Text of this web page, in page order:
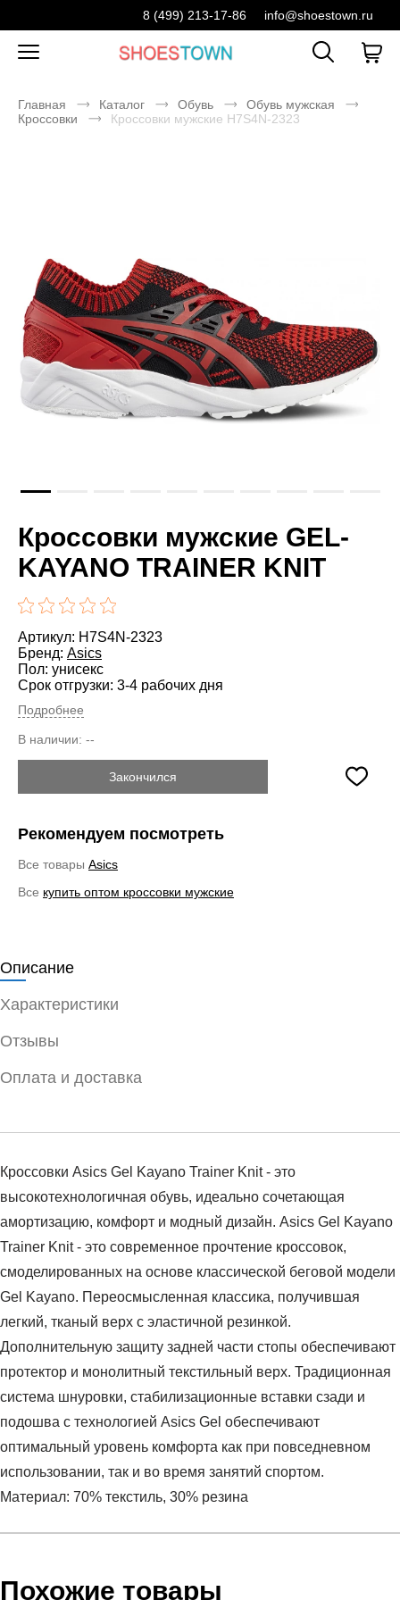
8 (499) 213-17-86 info@shoestown.ru
Главная Каталог Обувь
Обувь мужская
Кроссовки
Кроссовки мужские H7S4N-2323
Кроссовки мужские GEL-
KAYANO TRAINER KNIT
Артикул: H7S4N-2323
Бренд: Asics
Пол: унисекс
Срок отгрузки: 3-4 рабочих дня
Подробнее
В наличии: --
Закончился
Рекомендуем посмотреть
Все товары Asics
Все купить оптом кроссовки мужские
Описание
Характеристики
Отзывы
Оплата и доставка
Кроссовки Asics Gel Kayano Trainer Knit - это
высокотехнологичная обувь, идеально сочетающая
амортизацию, комфорт и модный дизайн. Asics Gel Kayano
Trainer Knit - это современное прочтение кроссовок,
смоделированных на основе классической беговой модели
Gel Kayano. Переосмысленная классика, получившая
легкий, тканый верх с эластичной резинкой.
Дополнительную защиту задней части стопы обеспечивают
протектор и монолитный текстильный верх. Традиционная
система шнуровки, стабилизационные вставки сзади и
подошва с технологией Asics Gel обеспечивают
оптимальный уровень комфорта как при повседневном
использовании, так и во время занятий спортом.
Материал: 70% текстиль, 30% резина
TRAINER KNIT
Инструкция по оплате есть в самом конце счета, который
Похожие товары